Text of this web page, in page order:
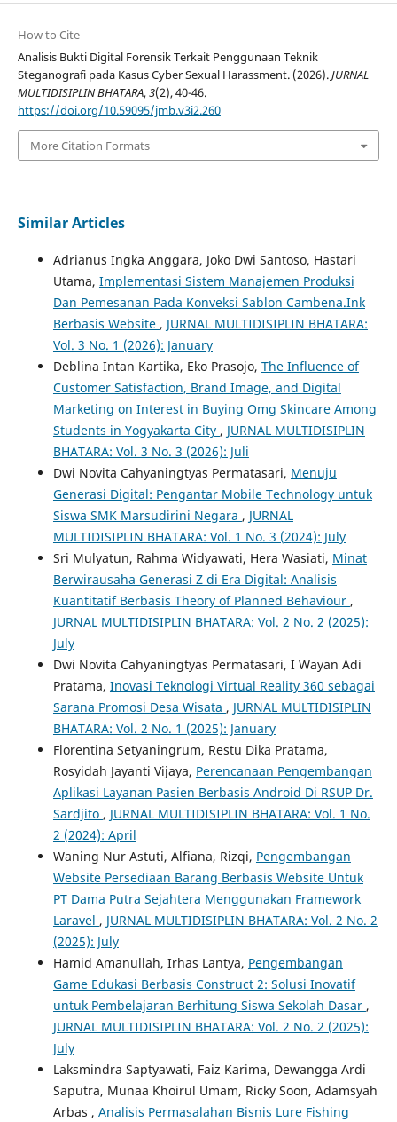
How to Cite
Analisis Bukti Digital Forensik Terkait Penggunaan Teknik
Steganografi pada Kasus Cyber Sexual Harassment. (2026).JURNAL
MULTIDISIPLIN BHATARA,3(2), 40-46.
https://doi.org/10.59095/jmb.v3i2.260
More Citation Formats
Similar Articles
Adrianus Ingka Anggara, Joko Dwi Santoso, Hastari
Utama, Implementasi Sistem Manajemen Produksi
Dan Pemesanan Pada Konveksi Sablon Cambena.Ink
Berbasis Website , JURNAL MULTIDISIPLIN BHATARA:
Vol. 3 No. 1 (2026): January
Deblina Intan Kartika, Eko Prasojo, The Influence of
Customer Satisfaction, Brand Image, and Digital
Marketing on Interest in Buying Omg Skincare Among
Students in Yogyakarta City , JURNAL MULTIDISIPLIN
BHATARA: Vol. 3 No. 3 (2026): Juli
Dwi Novita Cahyaningtyas Permatasari, Menuju
Generasi Digital: Pengantar Mobile Technology untuk
Siswa SMK Marsudirini Negara , JURNAL
MULTIDISIPLIN BHATARA: Vol. 1 No. 3 (2024): July
Sri Mulyatun, Rahma Widyawati, Hera Wasiati, Minat
Berwirausaha Generasi Z di Era Digital: Analisis
Kuantitatif Berbasis Theory of Planned Behaviour ,
JURNAL MULTIDISIPLIN BHATARA: Vol. 2 No. 2 (2025):
July
Dwi Novita Cahyaningtyas Permatasari, I Wayan Adi
Pratama, Inovasi Teknologi Virtual Reality 360 sebagai
Sarana Promosi Desa Wisata , JURNAL MULTIDISIPLIN
BHATARA: Vol. 2 No. 1 (2025): January
Florentina Setyaningrum, Restu Dika Pratama,
Rosyidah Jayanti Vijaya, Perencanaan Pengembangan
Aplikasi Layanan Pasien Berbasis Android Di RSUP Dr.
Sardjito , JURNAL MULTIDISIPLIN BHATARA: Vol. 1 No.
2 (2024): April
Waning Nur Astuti, Alfiana, Rizqi, Pengembangan
Website Persediaan Barang Berbasis Website Untuk
PT Dama Putra Sejahtera Menggunakan Framework
Laravel , JURNAL MULTIDISIPLIN BHATARA: Vol. 2 No. 2
(2025): July
Hamid Amanullah, Irhas Lantya, Pengembangan
Game Edukasi Berbasis Construct 2: Solusi Inovatif
untuk Pembelajaran Berhitung Siswa Sekolah Dasar ,
JURNAL MULTIDISIPLIN BHATARA: Vol. 2 No. 2 (2025):
July
Laksmindra Saptyawati, Faiz Karima, Dewangga Ardi
Saputra, Munaa Khoirul Umam, Ricky Soon, Adamsyah
Arbas , Analisis Permasalahan Bisnis Lure Fishing